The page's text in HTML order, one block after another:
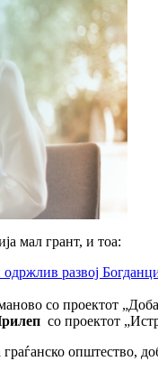
мал грант, и тоа:
развој
со проектот
со проектот
граѓанско